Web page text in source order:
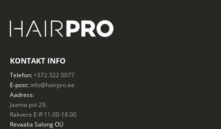
KONTAKT INFO
Telefon:+372 322 0077
E-post: info@hairpro.ee
Aadress:
Jaama pst 29,
Rakvere E-R 11.00-18.00
Revaalia SalongOÜ